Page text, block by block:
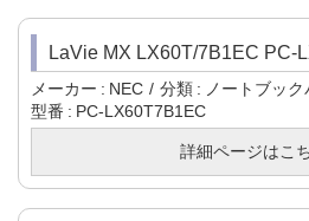
LaVie MX LX60T/7B1EC PC-
メーカー NEC 分類
ノートブッ
型番
PC-LX60T7B1EC
詳細ページはこ